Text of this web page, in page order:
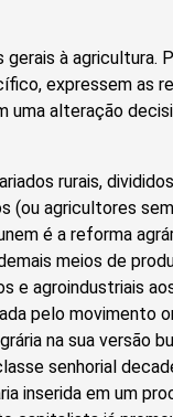
à agricultura.
expressem as
uma alteração
rurais,
(ou agricultores
é a reforma
meios de
e agroindustriais
pelo movimento
na sua versão
senhorial
inserida em um